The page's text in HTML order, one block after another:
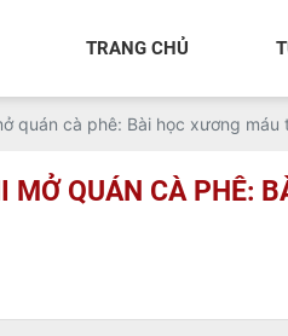
TRANG CHỦ
quán cà phê: Bài học xương
MỞ QUÁN CÀ PHÊ: